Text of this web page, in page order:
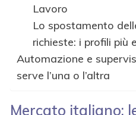
Lavoro
Lo spostamento
richieste: i profili più
Automazione e
serve l’una o l’altra
Mercato italiano: